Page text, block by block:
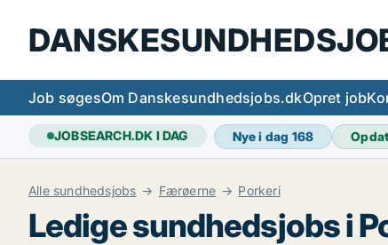
Job søgesOm Danskesundhedsjobs.dkOpret job
JOBSEARCH.DK I DAG Nye i dag 168
Alle sundhedsjobs Færøerne Porkeri
Ledige sundhedsjobs i